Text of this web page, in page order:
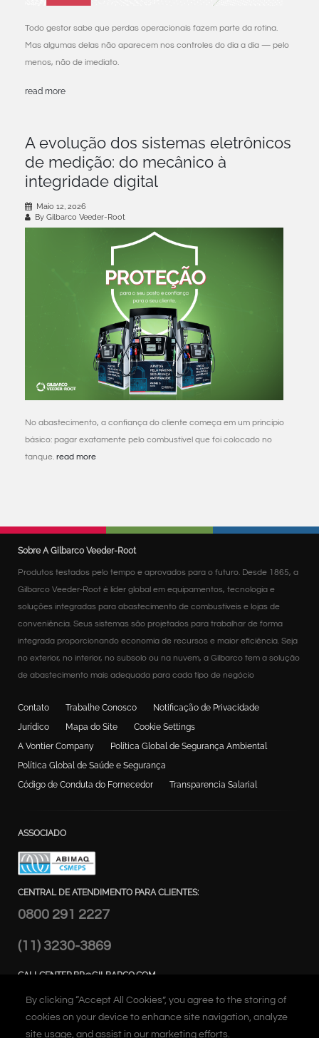
By clicking “Accept All Cookies”, you agree to the storing of
cookies on your device to enhance site navigation, analyze
site usage, and assist in our marketing efforts.
Todo gestor sabe que perdas operacionais fazem parte da rotina.
Mas algumas delas não aparecem nos controles do dia a dia — pelo
menos, não de imediato.
read more
A evolução dos sistemas eletrônicos
de medição: do mecânico à
integridade digital
Maio 12, 2026
By Gilbarco Veeder-Root
No abastecimento, a confiança do cliente começa em um princípio
básico: pagar exatamente pelo combustível que foi colocado no
tanque. read more
Sobre A Gilbarco Veeder-Root
Produtos testados pelo tempo e aprovados para o futuro. Desde 1865, a
Gilbarco Veeder-Root é líder global em equipamentos, tecnologia e
soluções integradas para abastecimento de combustíveis e lojas de
conveniência. Seus sistemas são projetados para trabalhar de forma
integrada proporcionando economia de recursos e maior eficiência. Seja
no exterior, no interior, no subsolo ou na nuvem, a Gilbarco tem a solução
de abastecimento mais adequada para cada tipo de negócio
Contato Trabalhe Conosco
Notificação de Privacidade
Jurídico
Mapa do Site
Cookie Settings
A Vontier Company
Política Global de Segurança Ambiental
Política Global de Saúde e Segurança
Código de Conduta do Fornecedor
Transparencia Salarial
ASSOCIADO
CENTRAL DE ATENDIMENTO PARA CLIENTES:
0800 291 2227
(11) 3230-3869
CALLCENTER.BR@GILBARCO.COM
ENDEREÇO:
Alameda Caiapós, 173 - Tamboré,
Barueri – SP Brasil